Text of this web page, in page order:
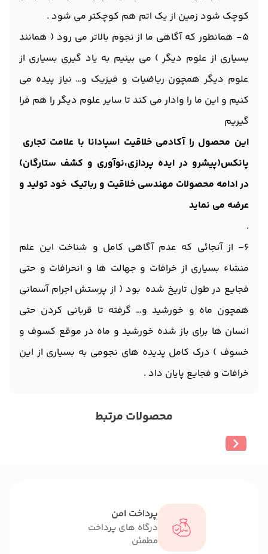
کوچک شود زمین از یک اتم هم کوچکتر می شود .
۵- همانطور که آگاهی ما از نجوم بالاتر می رود ( همانند
بسیاری از علوم دیگر ) می بینیم به یاد گیری بسیاری از
علوم دیگر همچون ریاضیات و فیزیک و… نیاز پیده می
کنیم و این ما را وادار می کند تا سایر علوم دیگر را هم فرا
گیریم
این محصول را آکادمی خلاقیت اسپادانا با علامت تجاری
پانکس(پیشرو در ایده پردازی،نوآوری و کشف ستارگان)
در ادامه محصولات مهندسی خلاقیت و رباتیک خود تولید و
عرضه می نماید
.
۶- از آنجائی که عدم آگاهی کامل و شناخت این علم
منشاء بسیاری از خرافات و جهالت ها و انحرافات و حتی
فجایع در طول تاریخ شده بود ( از پرستش اجرام آسمانی
همچون ماه و خورشید و… گرفته تا قربانی کردن حتی
انسان ها برای باز شده خورشید و ماه در موقع کسوف و
خسوف ) درک کامل پدیده های نجومی به بسیاری از این
خرافات و فجایع پایان داد .
محصولات مرتبط
پرداخت امن
درگاه های پرداخت
مطمئن